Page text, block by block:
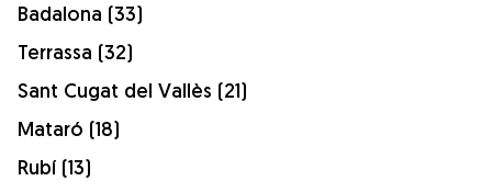
Badalona (33)
Terrassa (32)
Sant Cugat del Vallès (21)
Mataró (18)
Rubí (13)